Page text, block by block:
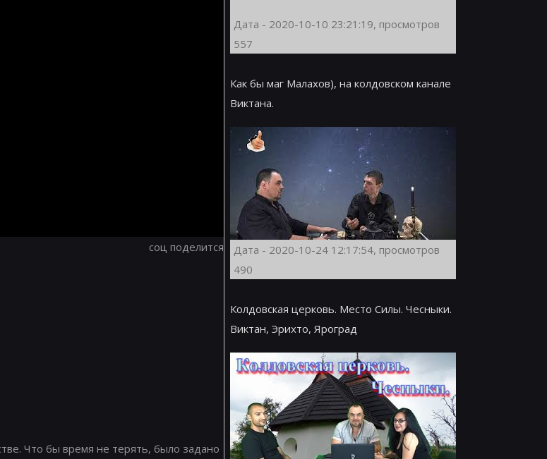
соц поделится
Что бы время не терять, было задано
Дата - 2020-10-10 23:21:19, просмотров
557
Как бы маг Малахов), на колдовском канале
Виктана.
Дата - 2020-10-24 12:17:54, просмотров
490
Колдовская церковь. Место Силы. Чесныки.
Виктан, Эрихто, Яроград